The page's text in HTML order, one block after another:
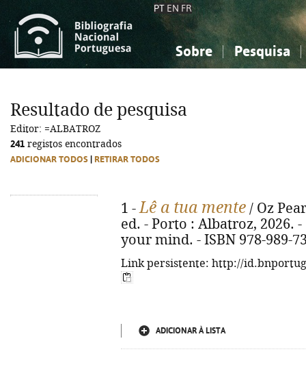
PT EN FR
Sobre Pesquisa
Ciências sociais...
Ciências sociais...
Resultado de pesquisa
Editor: =ALBATROZ
241 registos encontrados
ADICIONAR TODOS RETIRAR TODOS
1 -Lê a tua mente / Oz
ed. - Porto : Albatroz, 2026.
your mind. - ISBN 978-989-
Link persistente: http://
ADICIONAR À LISTA